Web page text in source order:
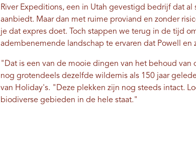
River Expeditions, een in Utah gevestigd bedrijf dat
aanbiedt. Maar dan met ruime proviand en zonder
je dat expres doet. Toch stappen we terug in de tijd
adembenemende landschap te ervaren dat Powell en
"Dat is een van de mooie dingen van het behoud van
nog grotendeels dezelfde wildernis als 150 jaar
van Holiday's. "Deze plekken zijn nog steeds intact.
biodiverse gebieden in de hele staat."